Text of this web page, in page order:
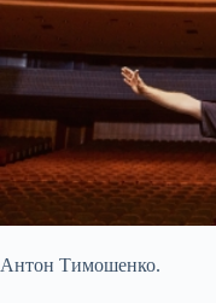
Антон Тимошенко.